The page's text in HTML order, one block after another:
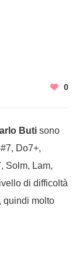
0
Butisono
Do7+,
Solm, Lam,
di difficoltà
quindi molto